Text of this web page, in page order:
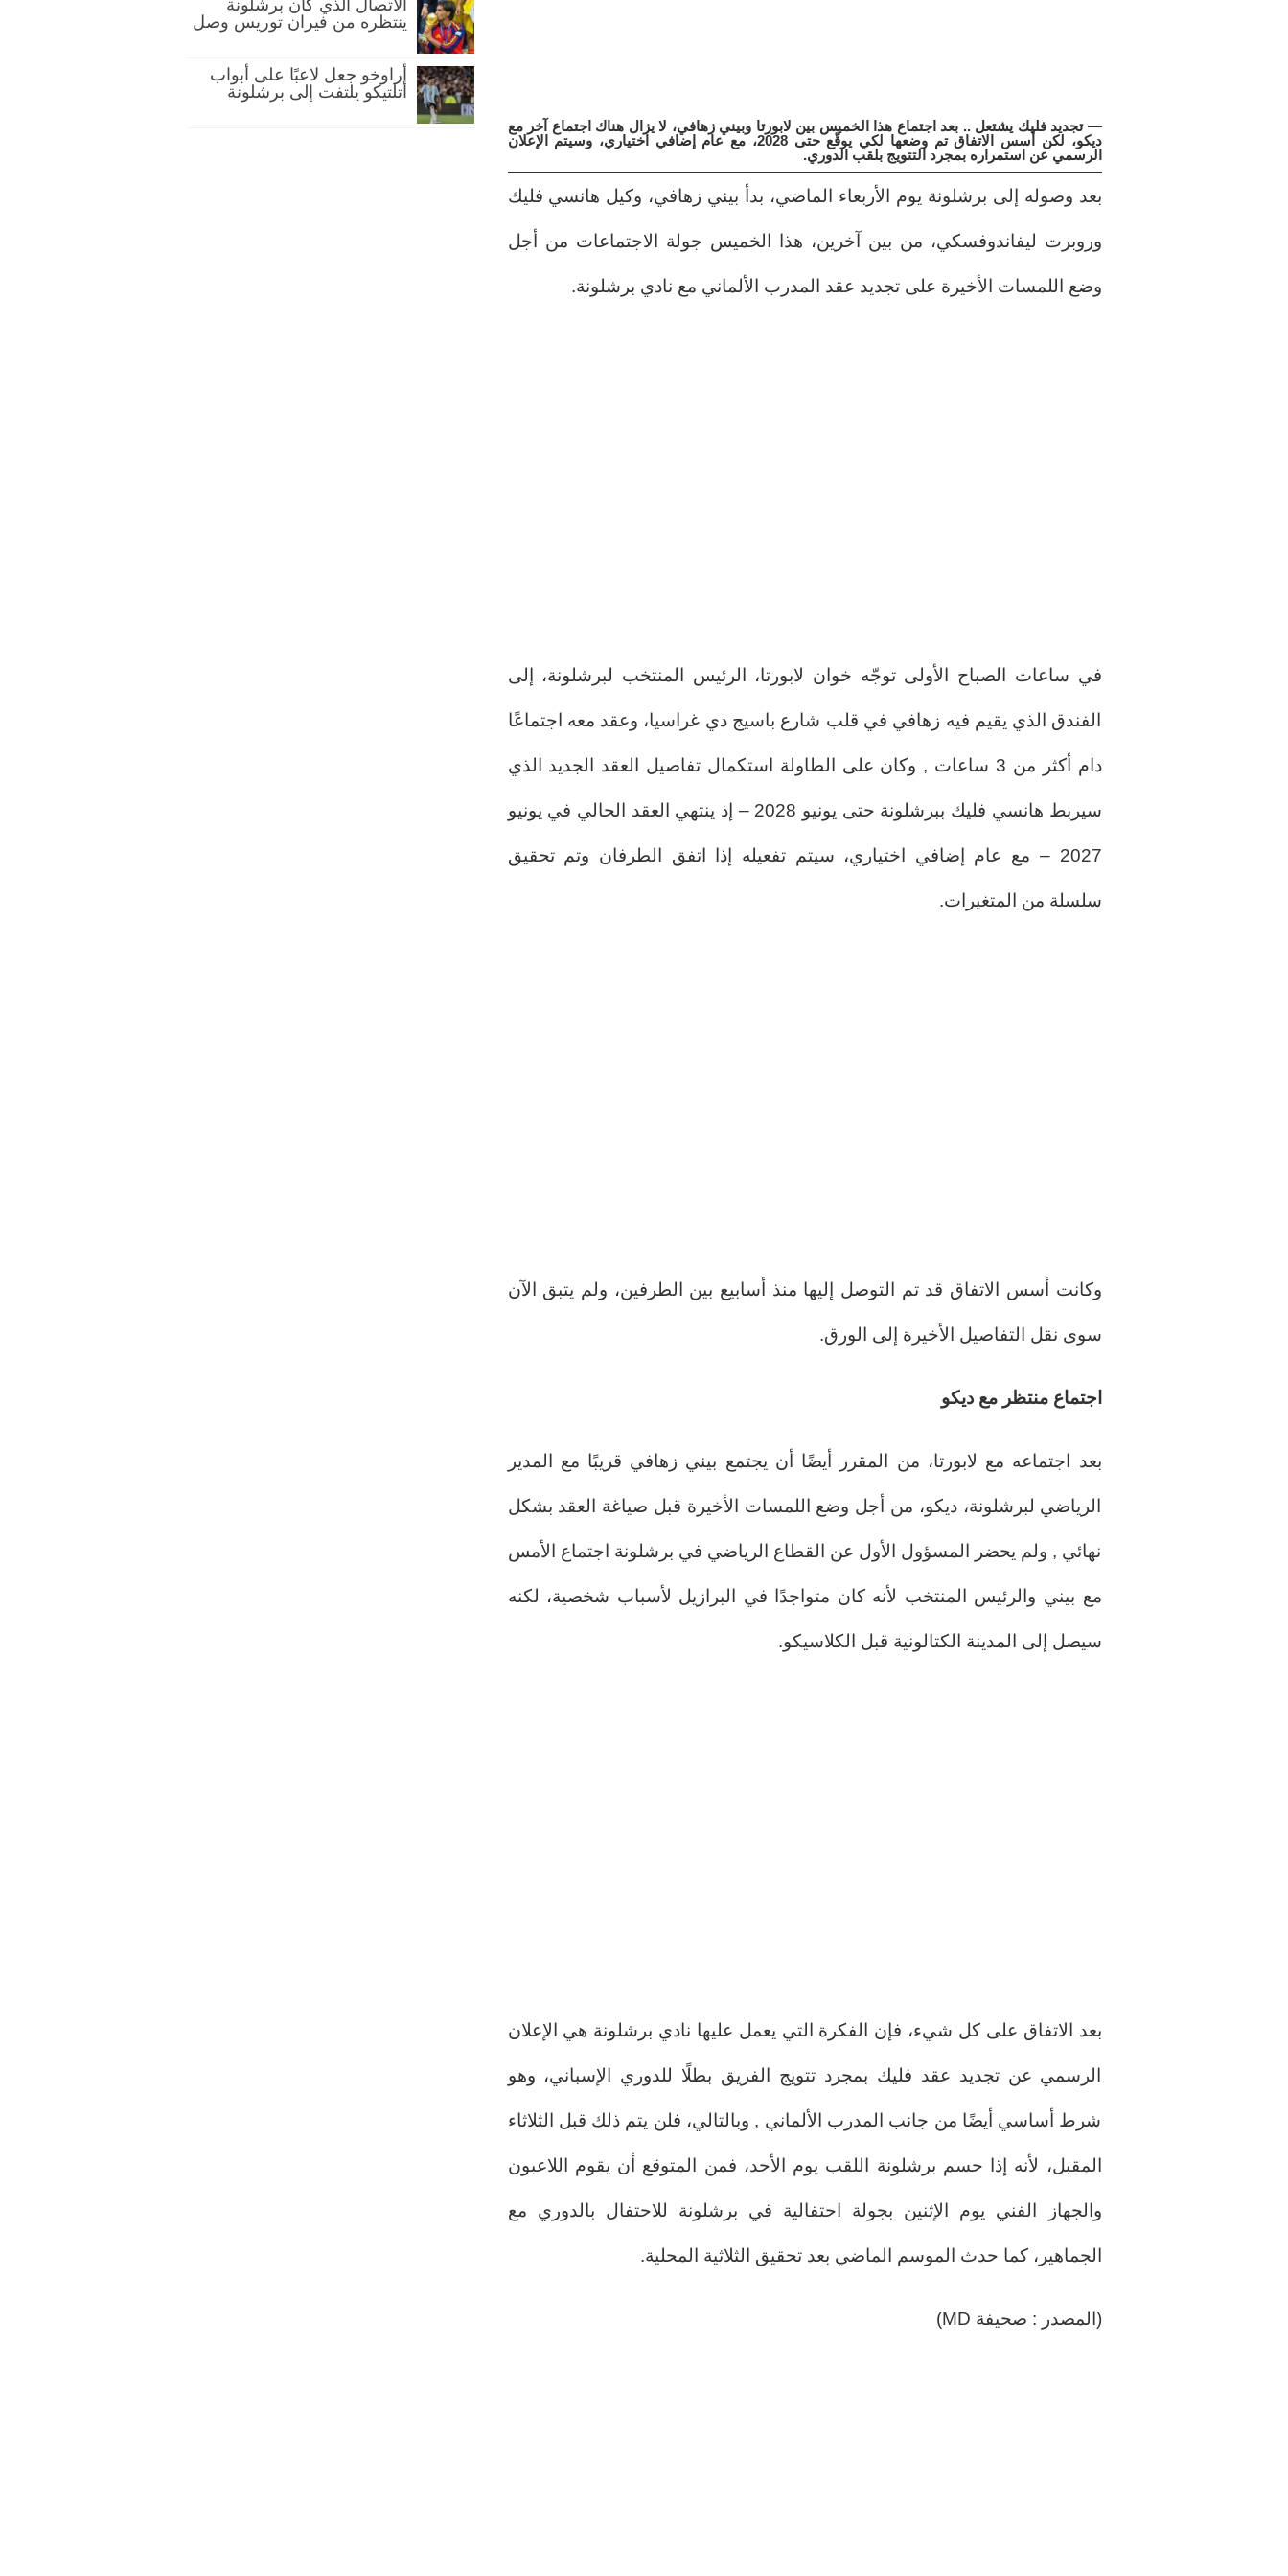
—تجديد فليك يشتعل .. بعد اجتماع هذا الخميس بين لابورتا وبيني زهافي، لا يزال هناك اجتماع آخر مع
ديكو، لكن أسس الاتفاق تم وضعها لكي يوقّع حتى 2028، مع عام إضافي اختياري، وسيتم الإعلان
الرسمي عن استمراره بمجرد التتويج بلقب الدوري.
بعد وصوله إلى برشلونة يوم الأربعاء الماضي، بدأ بيني زهافي، وكيل هانسي فليك
وروبرت ليفاندوفسكي، من بين آخرين، هذا الخميس جولة الاجتماعات من أجل
وضع اللمسات الأخيرة على تجديد عقد المدرب الألماني مع نادي برشلونة.
في ساعات الصباح الأولى توجّه خوان لابورتا، الرئيس المنتخب لبرشلونة، إلى
الفندق الذي يقيم فيه زهافي في قلب شارع باسيج دي غراسيا، وعقد معه اجتماعًا
دام أكثر من 3 ساعات , وكان على الطاولة استكمال تفاصيل العقد الجديد الذي
سيربط هانسي فليك ببرشلونة حتى يونيو 2028 – إذ ينتهي العقد الحالي في يونيو
2027 – مع عام إضافي اختياري، سيتم تفعيله إذا اتفق الطرفان وتم تحقيق
سلسلة من المتغيرات.
وكانت أسس الاتفاق قد تم التوصل إليها منذ أسابيع بين الطرفين، ولم يتبق الآن
سوى نقل التفاصيل الأخيرة إلى الورق.
اجتماع منتظر مع ديكو
بعد اجتماعه مع لابورتا، من المقرر أيضًا أن يجتمع بيني زهافي قريبًا مع المدير
الرياضي لبرشلونة، ديكو، من أجل وضع اللمسات الأخيرة قبل صياغة العقد بشكل
نهائي , ولم يحضر المسؤول الأول عن القطاع الرياضي في برشلونة اجتماع الأمس
مع بيني والرئيس المنتخب لأنه كان متواجدًا في البرازيل لأسباب شخصية، لكنه
سيصل إلى المدينة الكتالونية قبل الكلاسيكو.
بعد الاتفاق على كل شيء، فإن الفكرة التي يعمل عليها نادي برشلونة هي الإعلان
الرسمي عن تجديد عقد فليك بمجرد تتويج الفريق بطلًا للدوري الإسباني، وهو
شرط أساسي أيضًا من جانب المدرب الألماني , وبالتالي، فلن يتم ذلك قبل الثلاثاء
المقبل، لأنه إذا حسم برشلونة اللقب يوم الأحد، فمن المتوقع أن يقوم اللاعبون
والجهاز الفني يوم الإثنين بجولة احتفالية في برشلونة للاحتفال بالدوري مع
الجماهير، كما حدث الموسم الماضي بعد تحقيق الثلاثية المحلية.
(المصدر : صحيفة MD)
الاتصال الذي كان برشلونة
ينتظره من فيران توريس وصل
أراوخو جعل لاعبًا على أبواب
أتلتيكو يلتفت إلى برشلونة